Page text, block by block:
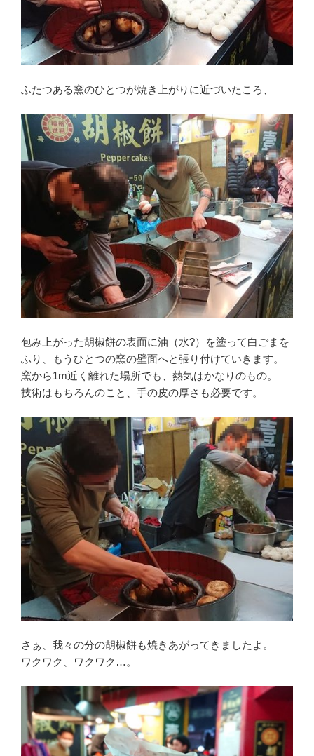
ふたつある窯のひとつが焼き上がりに近づいたころ、
包み上がった胡椒餅の表面に油（水?）を塗って白ごまを
ふり、もうひとつの窯の壁面へと張り付けていきます。
窯から1m近く離れた場所でも、熱気はかなりのもの。
技術はもちろんのこと、手の皮の厚さも必要です。
さぁ、我々の分の胡椒餅も焼きあがってきましたよ。
ワクワク、ワクワク…。